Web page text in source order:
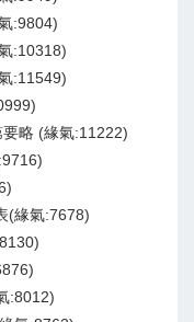
:9804)
:10318)
:11549)
略 (緣氣:11222)
(緣氣:7678)
:8012)